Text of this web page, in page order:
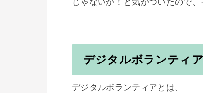
デジタルボランティ
デジタルボランティアとは、